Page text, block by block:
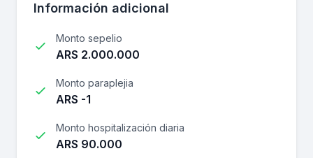
Información adicional
Monto sepelio
ARS 2.000.000
Monto paraplejia
ARS -1
Monto hospitalización diaria
ARS 90.000